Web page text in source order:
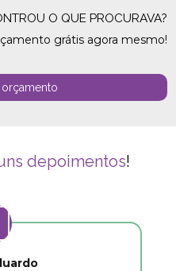
O QUE PROCURAVA?
grátis agora mesmo!
depoimentos!